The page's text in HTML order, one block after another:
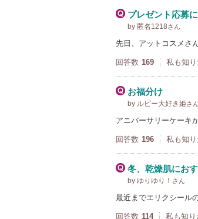
プレゼント応募
by 匿名1218さん
先日、アットコスメさ
回答数 169 私も知り
お福分け
by ルビー大好き姫さん
アニバーサリーケーキ
回答数 196 私も知り
冬、乾燥肌にお
by ゆりゆり！ さん
最近までエリクシール
回答数 114 私も知り